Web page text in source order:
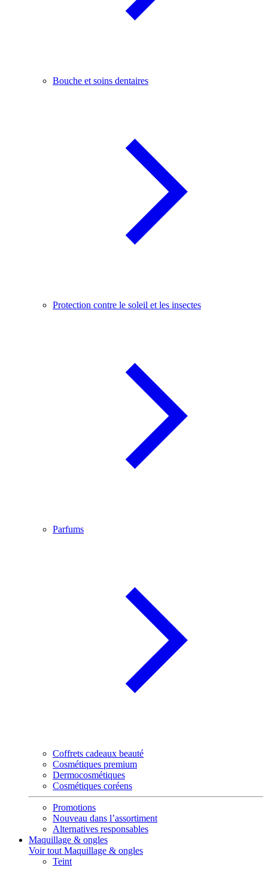
Bouche et soins dentaires
Protection contre le soleil et les insectes
Parfums
Coffrets cadeaux beauté
Cosmétiques premium
Dermocosmétiques
Cosmétiques coréens
Promotions
Nouveau dans l’assortiment
Alternatives responsables
Maquillage & ongles
Voir tout Maquillage & ongles
Teint